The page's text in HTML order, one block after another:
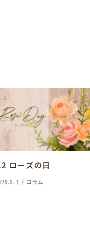
ローズの日
1 / コラム